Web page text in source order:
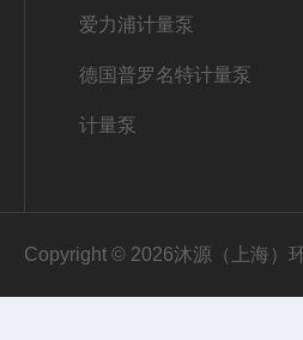
爱力浦计量泵
德国普罗名特计量泵
计量泵
Copyright © 2026沐源（上海